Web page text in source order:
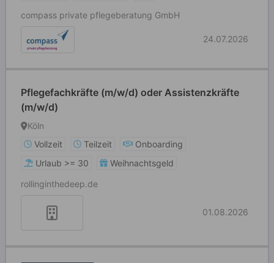
compass private pflegeberatung GmbH
24.07.2026
Pflegefachkräfte (m/w/d) oder Assistenzkräfte
(m/w/d)
Köln
Vollzeit
Teilzeit
Onboarding
Urlaub >= 30
Weihnachtsgeld
rollinginthedeep.de
01.08.2026